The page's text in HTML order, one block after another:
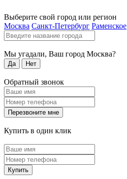
Выберите свой город или регион
Москва Санкт-Петербург Раменское
Мы угадали, Ваш город Москва?
Да Нет
Обратный звонок
Перезвоните мне
Купить в один клик
Купить